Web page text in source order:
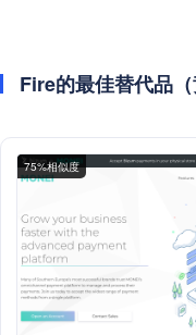
Fire的最佳替代品（
75%相似度